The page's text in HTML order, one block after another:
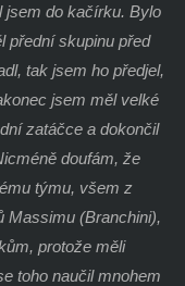
jsem do kačírku. Bylo
přední skupinu před
tak jsem ho předjel,
jsem měl velké
zatáčce a dokončil
doufám, že
týmu, všem z
Massimu (Branchini),
protože měli
toho naučil mnohem